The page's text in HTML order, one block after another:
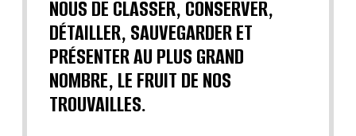
NOUS DE CLASSER, CONSERVER,
DÉTAILLER, SAUVEGARDER ET
PRÉSENTER AU PLUS GRAND
NOMBRE, LE FRUIT DE NOS
TROUVAILLES.